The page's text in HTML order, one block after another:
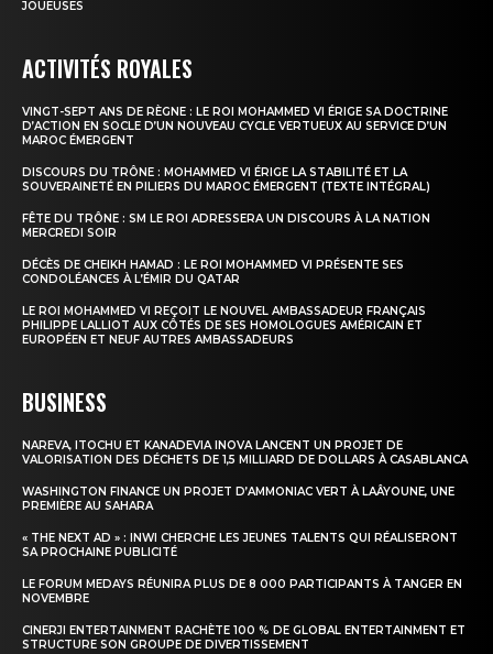
JOUEUSES
ACTIVITÉS ROYALES
VINGT-SEPT ANS DE RÈGNE : LE ROI MOHAMMED VI ÉRIGE SA DOCTRINE
D’ACTION EN SOCLE D’UN NOUVEAU CYCLE VERTUEUX AU SERVICE D’UN
MAROC ÉMERGENT
DISCOURS DU TRÔNE : MOHAMMED VI ÉRIGE LA STABILITÉ ET LA
SOUVERAINETÉ EN PILIERS DU MAROC ÉMERGENT (TEXTE INTÉGRAL)
FÊTE DU TRÔNE : SM LE ROI ADRESSERA UN DISCOURS À LA NATION
MERCREDI SOIR
DÉCÈS DE CHEIKH HAMAD : LE ROI MOHAMMED VI PRÉSENTE SES
CONDOLÉANCES À L’ÉMIR DU QATAR
LE ROI MOHAMMED VI REÇOIT LE NOUVEL AMBASSADEUR FRANÇAIS
PHILIPPE LALLIOT AUX CÔTÉS DE SES HOMOLOGUES AMÉRICAIN ET
EUROPÉEN ET NEUF AUTRES AMBASSADEURS
BUSINESS
NAREVA, ITOCHU ET KANADEVIA INOVA LANCENT UN PROJET DE
VALORISATION DES DÉCHETS DE 1,5 MILLIARD DE DOLLARS À CASABLANCA
WASHINGTON FINANCE UN PROJET D’AMMONIAC VERT À LAÂYOUNE, UNE
PREMIÈRE AU SAHARA
« THE NEXT AD » : INWI CHERCHE LES JEUNES TALENTS QUI RÉALISERONT
SA PROCHAINE PUBLICITÉ
LE FORUM MEDAYS RÉUNIRA PLUS DE 8 000 PARTICIPANTS À TANGER EN
NOVEMBRE
CINERJI ENTERTAINMENT RACHÈTE 100 % DE GLOBAL ENTERTAINMENT ET
STRUCTURE SON GROUPE DE DIVERTISSEMENT